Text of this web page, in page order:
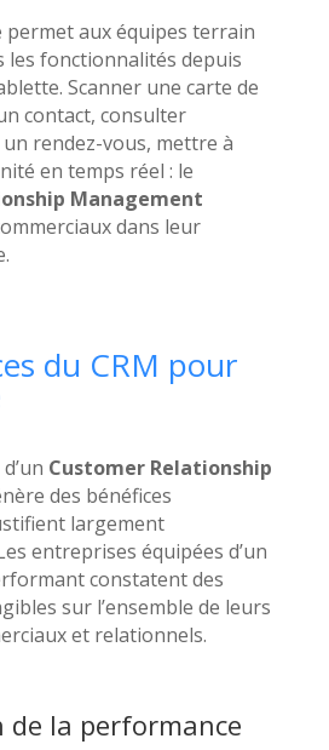
permet aux équipes terrain
les fonctionnalités depuis
Scanner une carte de
contact, consulter
rendez-vous, mettre à
en temps réel : le
Management
dans leur
du CRM pour
Customer Relationship
des bénéfices
largement
entreprises équipées d’un
constatent des
sur l’ensemble de leurs
et relationnels.
la performance